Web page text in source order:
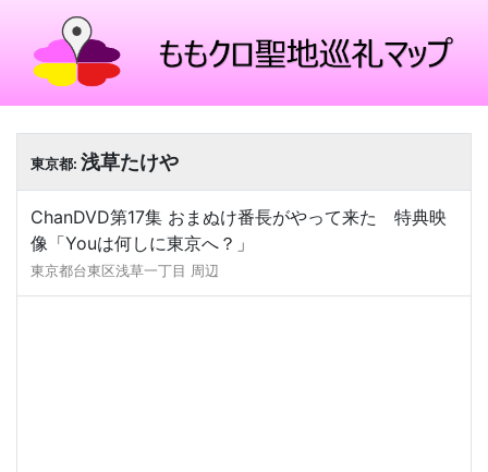
東京都: 浅草たけや
ChanDVD第17集 おまぬけ番長がやって来た 特典映
像「Youは何しに東京へ？」
東京都台東区浅草一丁目 周辺